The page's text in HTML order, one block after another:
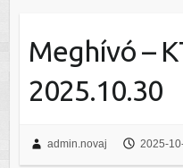
Meghívó –
2025.10.30
admin.novaj 2025-